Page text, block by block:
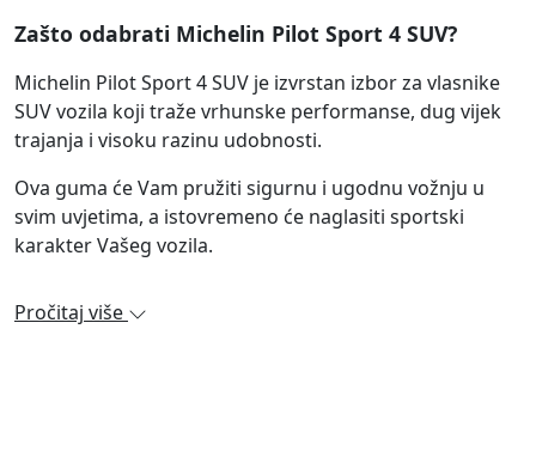
Zašto odabrati Michelin Pilot Sport 4 SUV?
Michelin Pilot Sport 4 SUV je izvrstan izbor za vlasnike
SUV vozila koji traže vrhunske performanse, dug vijek
trajanja i visoku razinu udobnosti.
Ova guma će Vam pružiti sigurnu i ugodnu vožnju u
svim uvjetima, a istovremeno će naglasiti sportski
karakter Vašeg vozila.
Pročitaj više